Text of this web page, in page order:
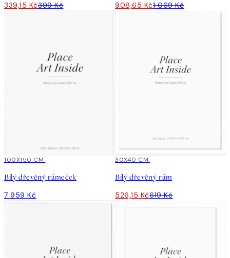
339,15 Kč399 Kč 908,65 Kč1 069 Kč
100X150 CM
Bílý dřevěný rámeček
7 959 Kč
15%*
30X40 CM
Bílý dřevěný rám
526,15 Kč619 Kč